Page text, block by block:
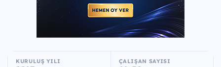
KURULUŞ YILI ÇALIŞAN SAYISI